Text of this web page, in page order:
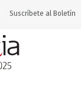
Suscríbete al Boletín